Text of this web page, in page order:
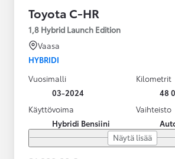
Toyota C-HR
1,8 Hybrid Launch Edition
Vaasa
HYBRIDI
Vuosimalli
03-2024
Kilometrit
48
Käyttövoima
Hybridi Bensiini
Vaihteisto
Näytä lisää